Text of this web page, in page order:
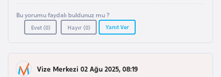
Bu yorumu faydalı buldunuz mu ?
Evet (0) Hayır (0) Yanıt Ver
Vize Merkezi 02 Ağu 2025, 08:19
r
b
y
a